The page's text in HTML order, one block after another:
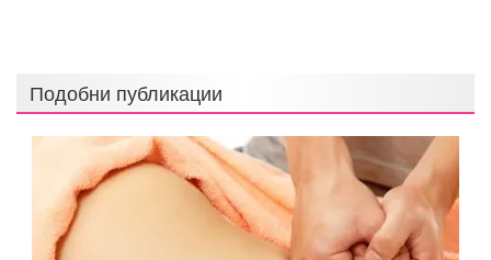
Подобни публикации